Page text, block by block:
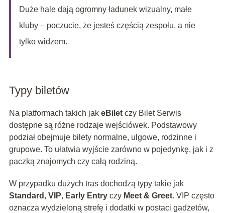
Duże hale dają ogromny ładunek wizualny, małe
kluby – poczucie, że jesteś częścią zespołu, a nie
tylko widzem.
Typy biletów
Na platformach takich jak eBiletczy Bilet Serwis
dostępne są różne rodzaje wejściówek. Podstawowy
podział obejmuje bilety normalne, ulgowe, rodzinne i
grupowe. To ułatwia wyjście zarówno w pojedynkę, jak i z
paczką znajomych czy całą rodziną.
W przypadku dużych tras dochodzą typy takie jak
Standard , VIP, Early Entryczy Meet & Greet. VIP często
oznacza wydzieloną strefę i dodatki w postaci gadżetów,